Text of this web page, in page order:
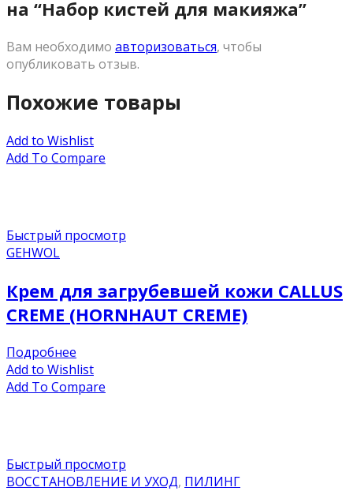
на “Набор кистей для макияжа”
Вам необходимо авторизоваться, чтобы
опубликовать отзыв.
Похожие товары
Add to Wishlist
Add To Compare
Быстрый просмотр
GEHWOL
Крем для загрубевшей кожи CALLUS
CREME (HORNHAUT CREME)
Подробнее
Add to Wishlist
Add To Compare
Быстрый просмотр
ВОССТАНОВЛЕНИЕ И УХОД, ПИЛИНГ